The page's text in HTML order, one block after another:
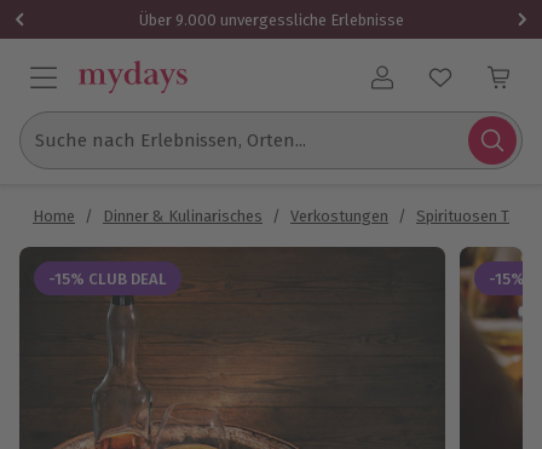
Über 9.000 unvergessliche Erlebnisse
Benutzerkonto
Suche nach Erlebnissen, Orten...
Home / Dinner & Kulinarisches / Verkostungen / Spirituosen
-15% CLUB DEAL -15%